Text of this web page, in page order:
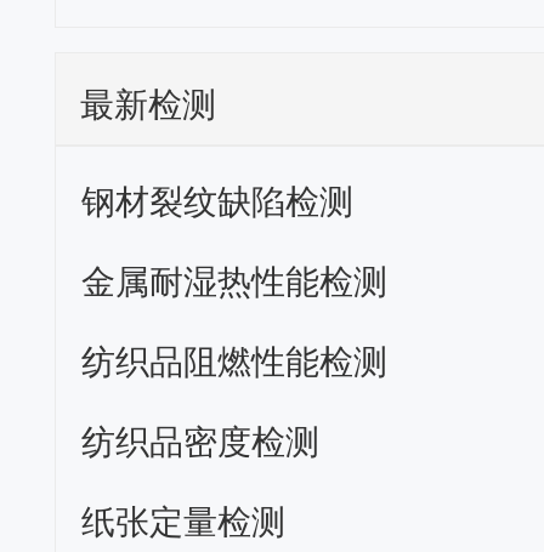
最新检测
钢材裂纹缺陷检测
金属耐湿热性能检测
纺织品阻燃性能检测
纺织品密度检测
纸张定量检测